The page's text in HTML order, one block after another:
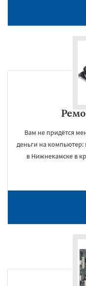
Вам не придётся
деньги на компьютер:
в Нижнекамске в